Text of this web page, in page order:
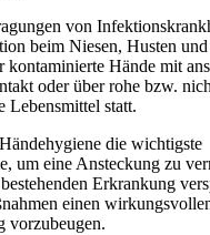
von
beim Niesen, Husten und
kontaminierte Hände mit
oder über rohe bzw.
Lebensmittel statt.
die wichtigste
um eine Ansteckung zu
Erkrankung
einen
vorzubeugen.